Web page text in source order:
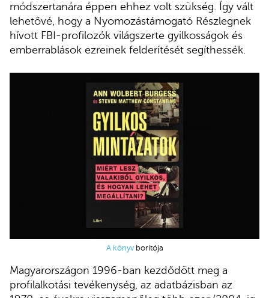
módszertanára éppen ehhez volt szükség. Így vált
lehetővé, hogy a Nyomozástámogató Részlegnek
hívott FBI-profilozók világszerte gyilkosságok és
emberrablások ezreinek felderítését segíthessék.
A könyvborítója
Magyarországon 1996-ban kezdődött meg a
profilalkotási tevékenység, az adatbázisban az